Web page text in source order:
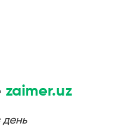
zaimer.uz
день